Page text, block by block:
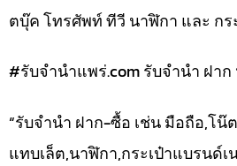
ตบุ๊ค โทรศัพท์ ทีวี นาฬิกา และ กร
#รับจํานําแพร่.com รับจำนำ ฝาก
“รับจำนำ ฝาก-ซื้อ เช่น มือถือ,โน๊
แทบเล็ต,นาฬิกา,กระเป๋าแบรนด์เ